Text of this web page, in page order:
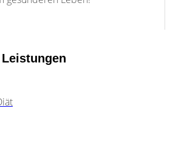
Leistungen